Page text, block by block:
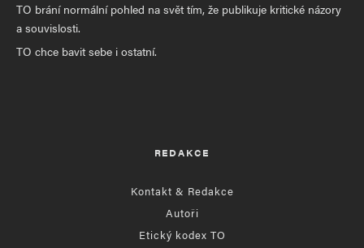
TO brání normální pohled na svět tím, že publikuje kritické názory
a souvislosti.
TO chce bavit sebe i ostatní.
REDAKCE
Kontakt & Redakce
Autoři
Etický kodex TO